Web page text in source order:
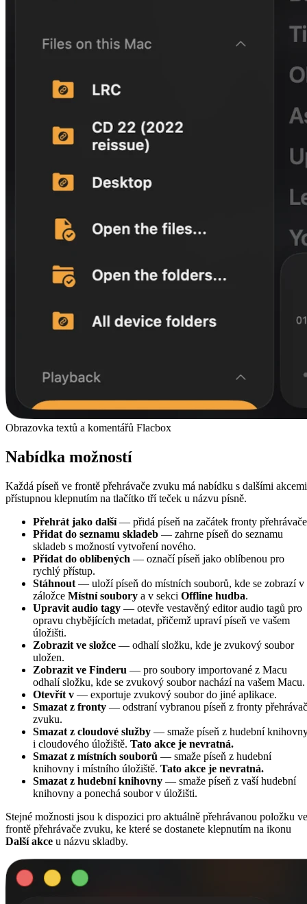
Obrazovka textů a komentářů Flacbox
Nabídka možností
Každá píseň ve frontě přehrávače zvuku má nabídku s dalšími
přístupnou klepnutím na tlačítko tří teček u názvu písně.
Přehrát jako další— přidá píseň na začátek fronty
Přidat do seznamu skladeb — zahrne píseň do seznamu
skladeb s možností vytvoření nového.
Přidat do oblíbených — označí píseň jako oblíbenou pro
rychlý přístup.
Stáhnout — uloží píseň do místních souborů, kde se zobrazí v
záložce Místní soubory a v sekci Offline hudba.
Upravit audio tagy — otevře vestavěný editor audio tagů pro
opravu chybějících metadat, přičemž upraví píseň ve vašem
úložišti.
Zobrazit ve složce — odhalí složku, kde je zvukový soubor
uložen.
Zobrazit ve Finderu — pro soubory importované z Macu
odhalí složku, kde se zvukový soubor nachází na vašem Macu.
Otevřít v — exportuje zvukový soubor do jiné aplikace.
Smazat z fronty — odstraní vybranou píseň z fronty
zvuku.
Smazat z cloudové služby — smaže píseň z hudební
i cloudového úložiště. Tato akce je nevratná.
Smazat z místních souborů — smaže píseň z hudební
knihovny i místního úložiště. Tato akce je nevratná.
Smazat z hudební knihovny — smaže píseň z vaší hudební
knihovny a ponechá soubor v úložišti.
Stejné možnosti jsou k dispozici pro aktuálně přehrávanou položku ve
frontě přehrávače zvuku, ke které se dostanete klepnutím na ikonu
Další akce u názvu skladby.